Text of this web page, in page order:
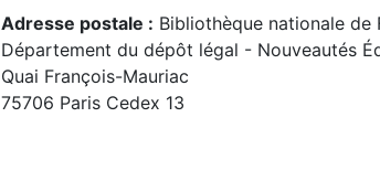
Adresse postale : Bibliothèque nationale de
Département du dépôt légal - Nouveautés
Quai François-Mauriac
75706 Paris Cedex 13